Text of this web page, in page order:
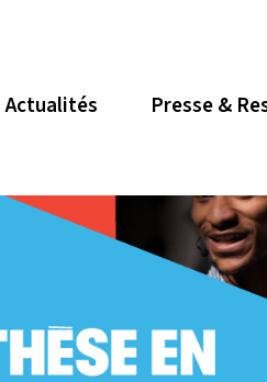
Actualités Presse &